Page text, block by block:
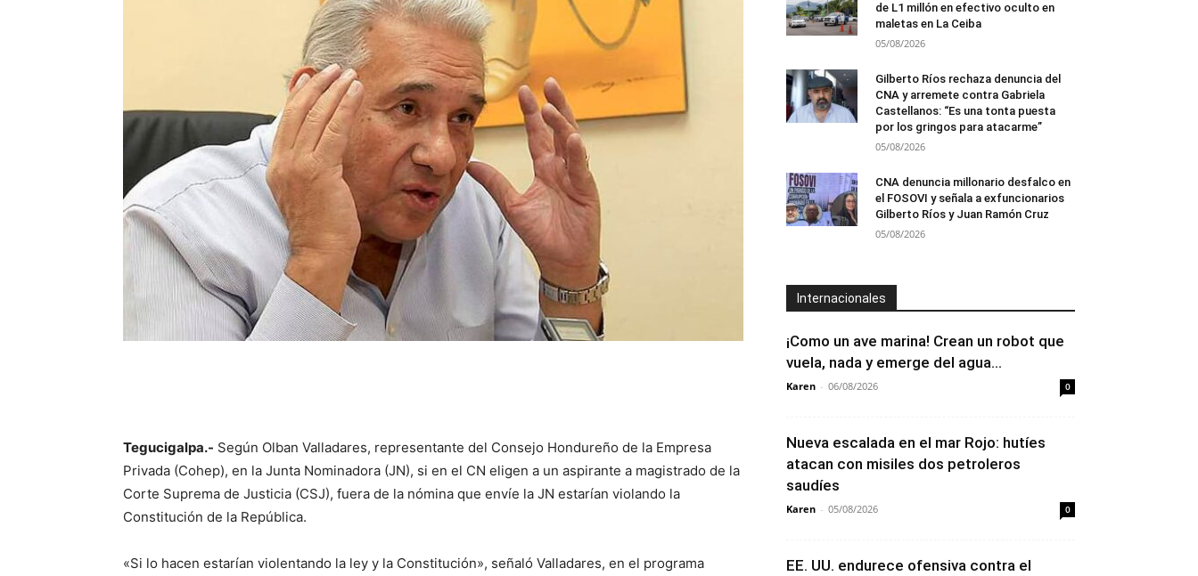
Tegucigalpa.- Según Olban Valladares, representante del Consejo Hondureño de la Empresa
Privada (Cohep), en la Junta Nominadora (JN), si en el CN eligen a un aspirante a magistrado de la
Corte Suprema de Justicia (CSJ), fuera de la nómina que envíe la JN estarían violando la
Constitución de la República.
«Si lo hacen estarían violentando la ley y la Constitución», señaló Valladares, en el programa
de L1 millón en efectivo oculto en
maletas en La Ceiba
05/08/2026
Gilberto Ríos rechaza denuncia del
CNA y arremete contra Gabriela
Castellanos: “Es una tonta puesta
por los gringos para atacarme”
05/08/2026
CNA denuncia millonario desfalco en
el FOSOVI y señala a exfuncionarios
Gilberto Ríos y Juan Ramón Cruz
05/08/2026
Internacionales
¡Como un ave marina! Crean un robot que
vuela, nada y emerge del agua...
Karen - 06/08/2026 0
Nueva escalada en el mar Rojo: hutíes
atacan con misiles dos petroleros
saudíes
Karen - 05/08/2026 0
EE. UU. endurece ofensiva contra el